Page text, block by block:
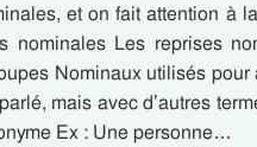
et on fait attention à
nominales Les reprises
Nominaux utilisés
mais avec d’autres
Ex : Une personne…